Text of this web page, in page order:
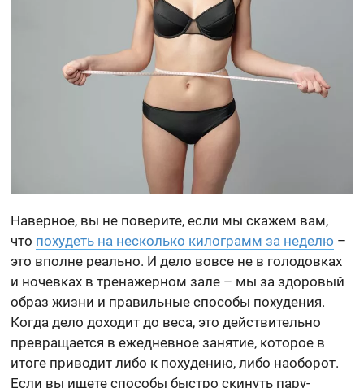
Наверное, вы не поверите, если мы скажем вам,
что похудеть на несколько килограмм за неделю –
это вполне реально. И дело вовсе не в голодовках
и ночевках в тренажерном зале – мы за здоровый
образ жизни и правильные способы похудения.
Когда дело доходит до веса, это действительно
превращается в ежедневное занятие, которое в
итоге приводит либо к похудению, либо наоборот.
Если вы ищете способы быстро скинуть пару-